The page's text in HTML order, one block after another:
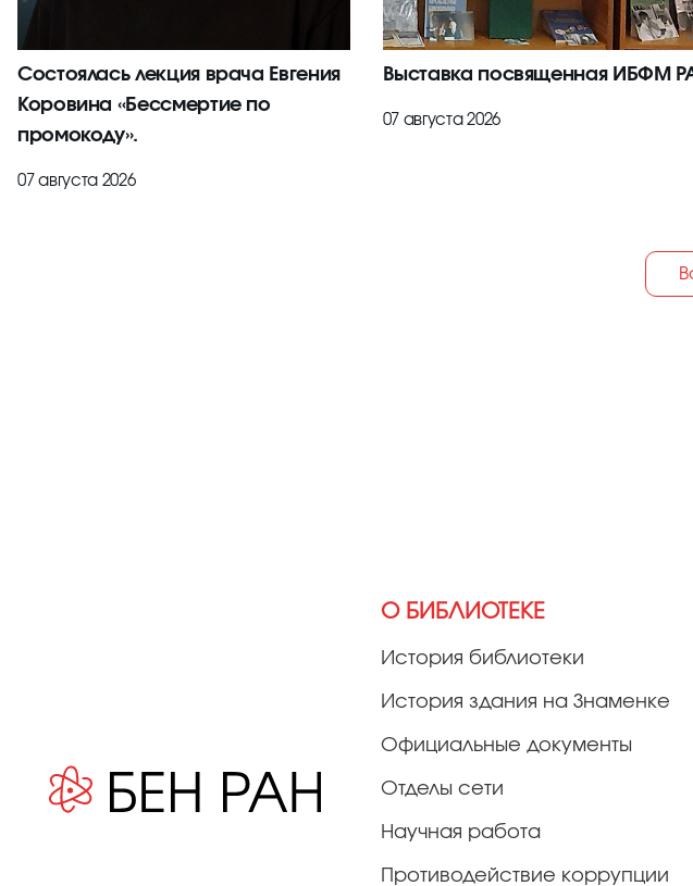
Состоялась лекция врача Евгения
Коровина «Бессмертие по
промокоду».
07 августа 2026
Выставка посвященная ИБФМ
07 августа 2026
О БИБЛИОТЕКЕ
История библиотеки
История здания на Знаменке
Официальные документы
Отделы сети
Научная работа
Противодействие коррупции